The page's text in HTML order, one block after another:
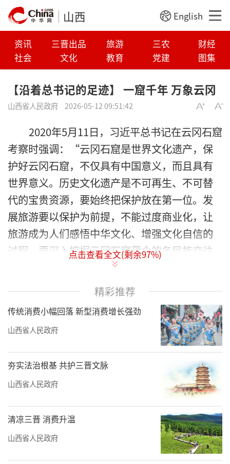
山西 English
资讯 三晋出品 旅游 三农
财经
社会
文化 教育 党建 图集
【沿着总书记的足迹】 一窟千年 万象云冈
山西省人民政府 2026-05-12 09:51:42
2020年5月11日，习近平总书记在云冈石窟
考察时强调：“云冈石窟是世界文化遗产，保
护好云冈石窟，不仅具有中国意义，而且具有
世界意义。历史文化遗产是不可再生、不可替
代的宝贵资源，要始终把保护放在第一位。发
展旅游要以保护为前提，不能过度商业化，让
旅游成为人们感悟中华文化、增强文化自信的
过程。要深入挖掘云冈石窟蕴含的各民族交往
交流交融的历史内涵，增强中华民族共同体意
六年来，我省始终牢记领袖殷殷嘱托，坚
决扛牢为国护宝的政治责任，认真落实新时代
文物工作方针，统筹保护与传承、安全与发
展，历史文化遗产在传承弘扬中华优秀传统文
十里河畔，武周山麓。山堂水殿，一眼千
年。
2020年5月11日，习近平总书记在云冈石窟
考察时强调：“云冈石窟是世界文化遗产，保
点击查看全文(剩余97%)
精彩推荐
传统消费小幅回落 新型消费增长强劲
山西省人民政府
夯实法治根基 共护三晋文脉
山西省人民政府
清凉三晋 消费升温
山西省人民政府